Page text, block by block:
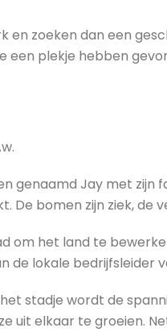
en zoeken dan een
een plekje hebben
genaamd Jay met
De bomen zijn ziek,
om het land te
de lokale bedrijfsleider
stadje wordt de
uit elkaar te groeien.